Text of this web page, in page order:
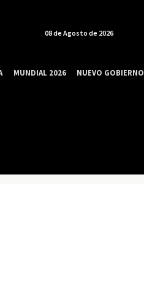
08 de Agosto de 2026
MUNDIAL 2026 NUEVO GOBIERNO